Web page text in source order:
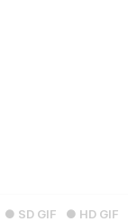
● SD GIF ● HD GIF